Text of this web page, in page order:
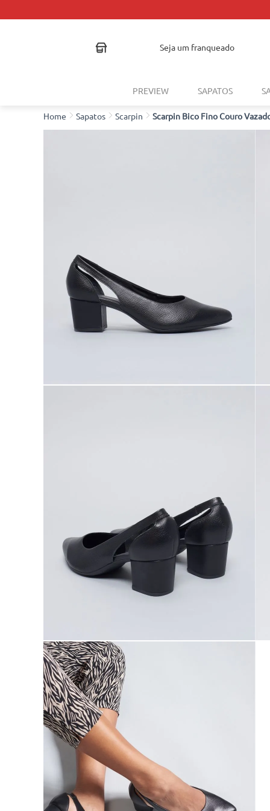
seja um franqueado
PREVIEW SAPATOS
Sapatos Scarpin Scarpin Bico Fino Couro